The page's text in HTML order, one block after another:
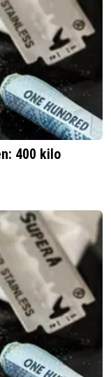
400 kilo